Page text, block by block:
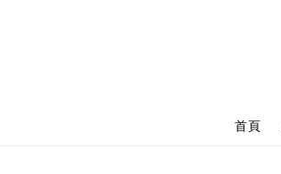
首頁